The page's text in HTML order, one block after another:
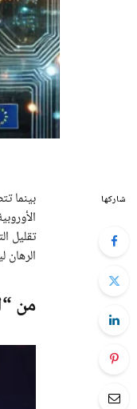
شاركها
بينما
تقليل
من